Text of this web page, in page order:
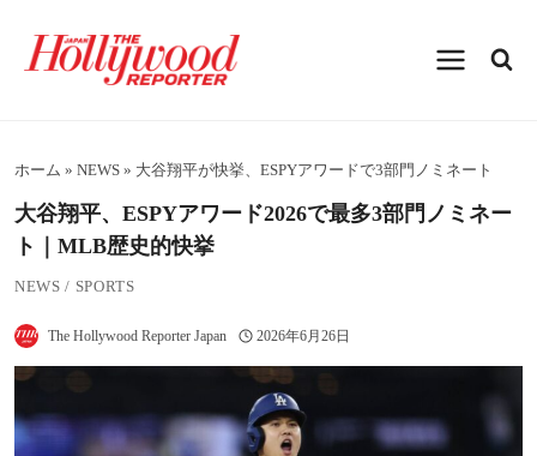
プホーム » NEWS » 大谷翔平が快挙、ESPYアワードで3部門ノミネート
大谷翔平、ESPYアワード2026で最多3部門ノミネー
ト｜MLB歴史的快挙
NEWS / SPORTS
The Hollywood Reporter Japan 2026年6月26日